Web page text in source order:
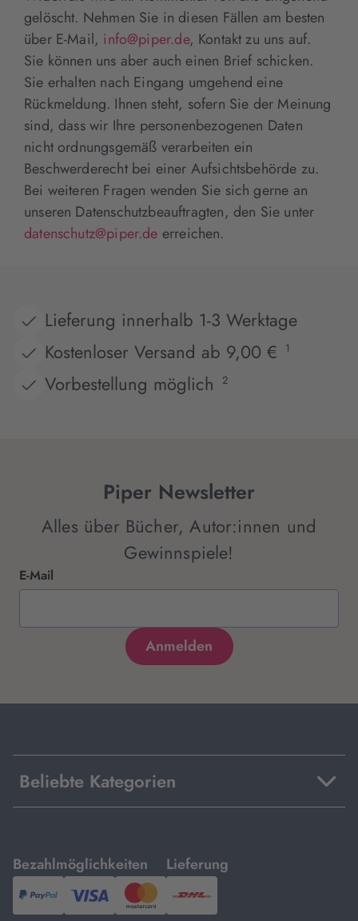
gelöscht. Nehmen Sie in diesen Fällen am besten
über E-Mail, info@piper.de, Kontakt zu uns auf.
Sie können uns aber auch einen Brief schicken.
Sie erhalten nach Eingang umgehend eine
Rückmeldung. Ihnen steht, sofern Sie der Meinung
sind, dass wir Ihre personenbezogenen Daten
nicht ordnungsgemäß verarbeiten ein
Beschwerderecht bei einer Aufsichtsbehörde zu.
Bei weiteren Fragen wenden Sie sich gerne an
unseren Datenschutzbeauftragten, den Sie unter
datenschutz@piper.de erreichen.
Lieferung innerhalb 1-3 Werktage
Kostenloser Versand ab 9,00 €
1
Vorbestellung möglich 2
Piper Newsletter
Alles über Bücher, Autor:innen und
Gewinnspiele!
E-Mail
Beliebte Kategorien
Bezahlmöglichkeiten
mit
PayPal,Visa
und
Lieferung
mit
DHL.